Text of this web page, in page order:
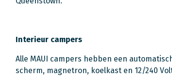
Interieur campers
Alle MAUI campers hebben een
scherm, magnetron, koelkast en 12/240